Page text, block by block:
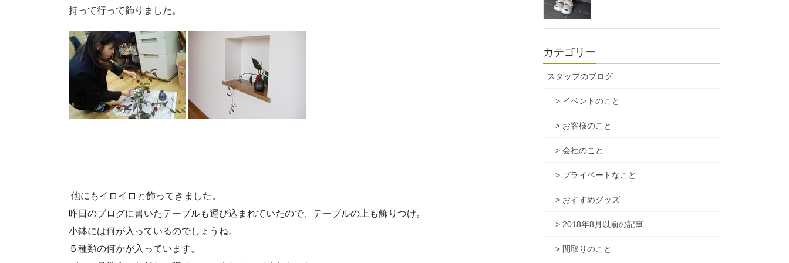
持って行って飾りました。
他にもイロイロと飾ってきました。
昨日のブログに書いたテーブルも運び込まれていたので、テーブルの上も飾りつけ。
小鉢には何が入っているのでしょうね。
５種類の何かが入っています。
カテゴリー
スタッフのブログ
> イベントのこと
> お客様のこと
> 会社のこと
> プライベートなこと
> おすすめグッズ
> 2018年8月以前の記事
> 間取りのこと